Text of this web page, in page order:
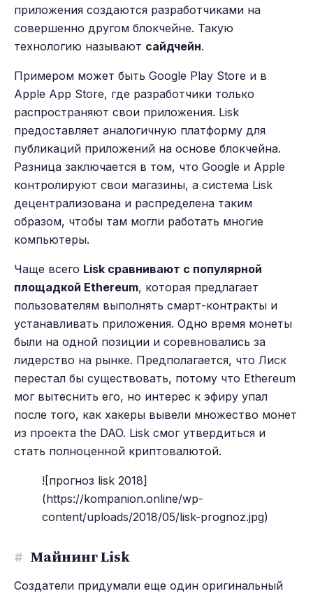
приложения создаются разработчиками на
совершенно другом блокчейне. Такую
технологию называют сайдчейн.
Примером может быть Google Play Store и в
Apple App Store, где разработчики только
распространяют свои приложения. Lisk
предоставляет аналогичную платформу для
публикаций приложений на основе блокчейна.
Разница заключается в том, что Google и Apple
контролируют свои магазины, а система Lisk
децентрализована и распределена таким
образом, чтобы там могли работать многие
компьютеры.
Чаще всего Lisk сравнивают с популярной
площадкой Ethereum, которая предлагает
пользователям выполнять смарт-контракты и
устанавливать приложения. Одно время монеты
были на одной позиции и соревновались за
лидерство на рынке. Предполагается, что Лиск
перестал бы существовать, потому что Ethereum
мог вытеснить его, но интерес к эфиру упал
после того, как хакеры вывели множество монет
из проекта the DAO. Lisk смог утвердиться и
стать полноценной криптовалютой.
![прогноз lisk 2018]
(https://kompanion.online/wp-
content/uploads/2018/05/lisk-prognoz.jpg)
# Майнинг Lisk
Создатели придумали еще один оригинальный